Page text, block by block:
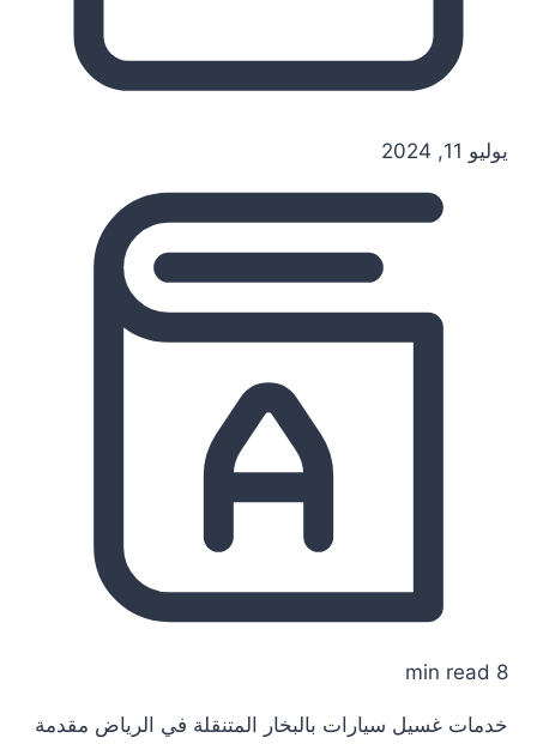
يوليو 11, 2024
8 min read
خدمات غسيل سيارات بالبخار المتنقلة في الرياض مقدمة